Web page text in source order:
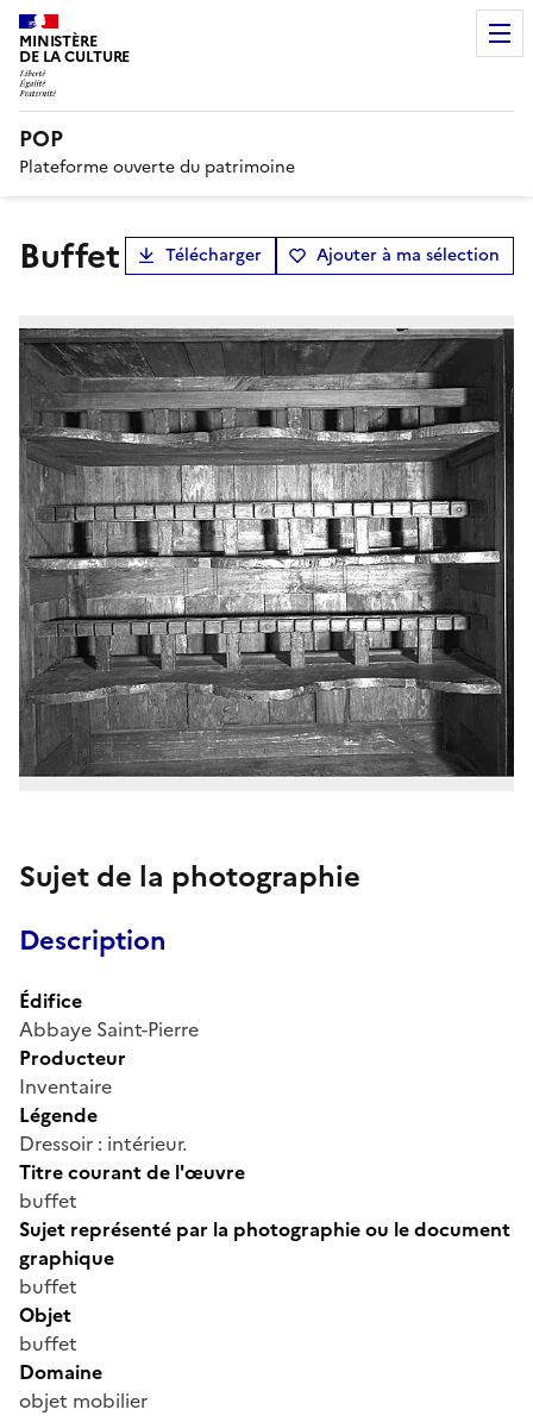
MINISTÈRE
DE LA CULTURE
POP
Plateforme ouverte du patrimoine
buffet Télécharger Ajouter à ma sélection
Sujet de la photographie
Description
Édifice
Abbaye Saint-Pierre
Producteur
Inventaire
Légende
Dressoir : intérieur.
Titre courant de l'œuvre
buffet
Sujet représenté par la photographie ou le document
graphique
buffet
Objet
buffet
Domaine
objet mobilier